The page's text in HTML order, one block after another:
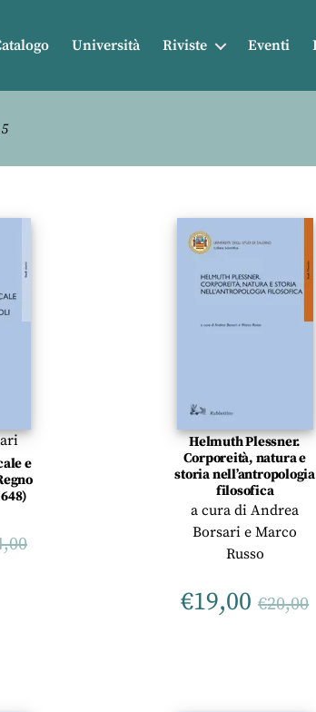
Università Riviste Eventi
e
Helmuth Plessner.
Corporeità, natura e
storia nell’antropologia
filosofica
a cura diAndrea
Borsari eMarco
Russo
€19,00 €20,00